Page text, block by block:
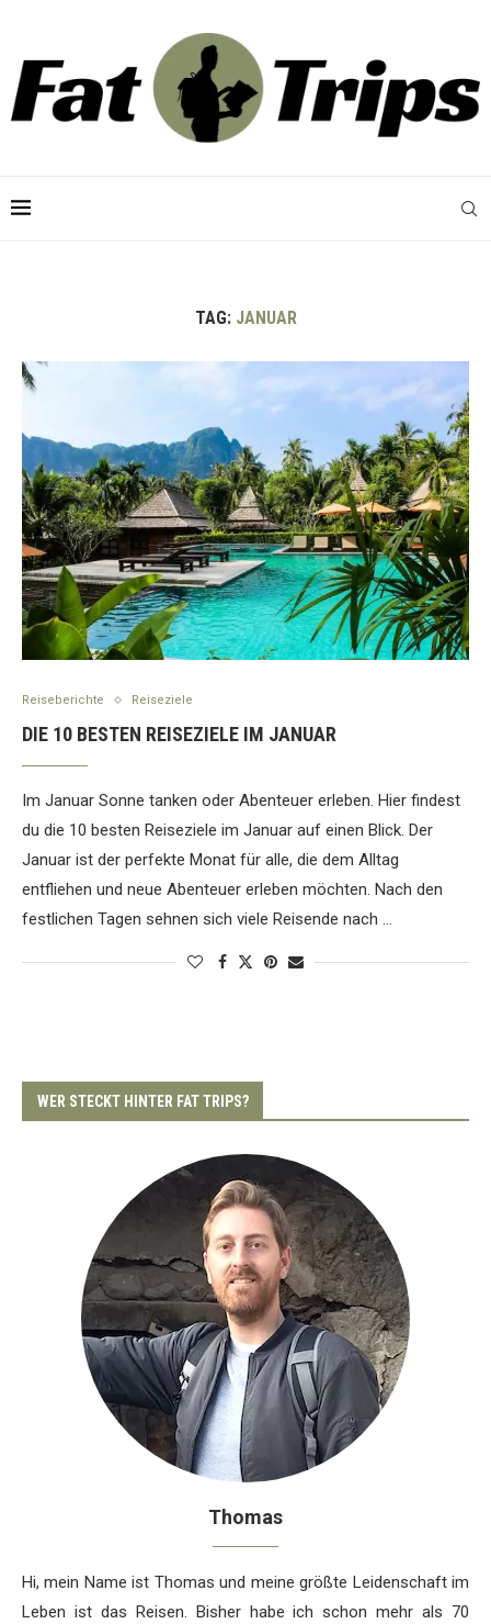
TAG: JANUAR
Reiseberichte Reiseziele
DIE 10 BESTEN REISEZIELE IM JANUAR
Im Januar Sonne tanken oder Abenteuer erleben. Hier findest
du die 10 besten Reiseziele im Januar auf einen Blick. Der
Januar ist der perfekte Monat für alle, die dem Alltag
entfliehen und neue Abenteuer erleben möchten. Nach den
festlichen Tagen sehnen sich viele Reisende nach …
WER STECKT HINTER FAT TRIPS?
Thomas
Hi, mein Name ist Thomas und meine größte Leidenschaft im
Leben ist das Reisen. Bisher habe ich schon mehr als 70